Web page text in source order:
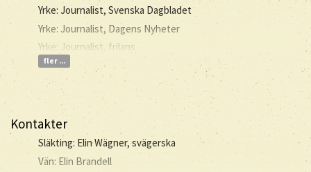
Yrke: Journalist, Svenska Dagbladet
Yrke: Journalist, Dagens Nyheter
Yrke: Journalist, frilans
fler ...
Kontakter
Släkting: Elin Wägner, svägerska
Vän: Elin Brandell